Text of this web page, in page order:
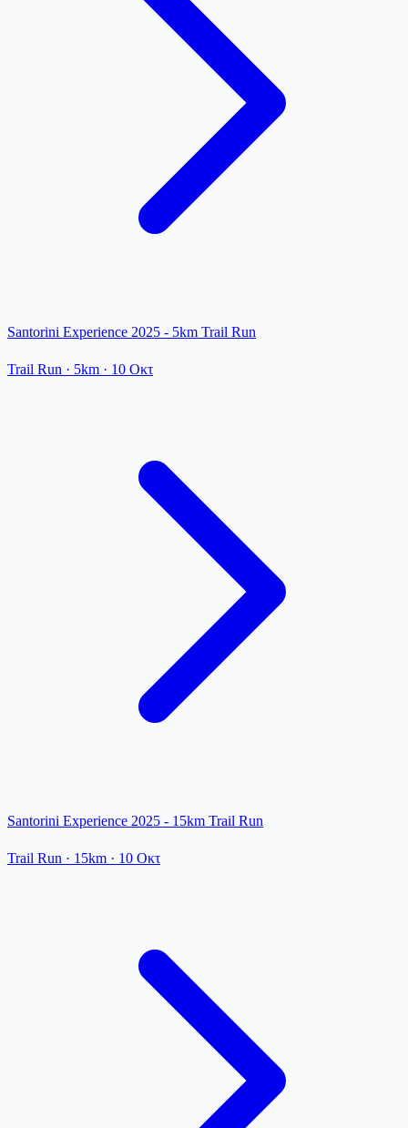
Santorini Experience 2025 - 5km Trail Run
Trail Run · 5km · 10 Οκτ
Santorini Experience 2025 - 15km Trail Run
Trail Run · 15km · 10 Οκτ